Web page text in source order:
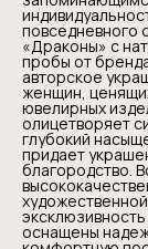
повседневного
«Драконы» с
пробы от
авторское
женщин,
ювелирных
олицетворяет
глубокий
придает
благородство.
оснащены